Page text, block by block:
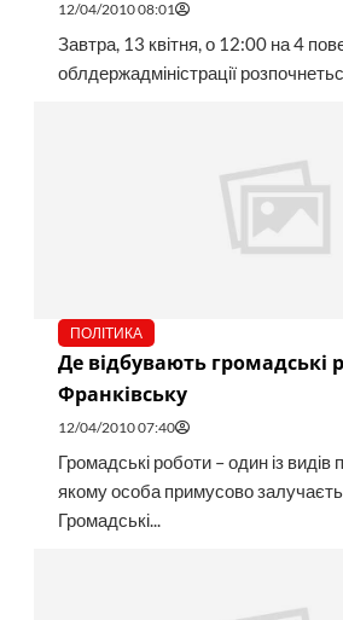
12/04/2010 08:01
Завтра, 13 квітня, о 12:00 на 4
облдержадміністрації
ПОЛІТИКА
Де відбувають громадські
Франківську
12/04/2010 07:40
Громадські роботи – один із видів
якому особа примусово
Громадські...